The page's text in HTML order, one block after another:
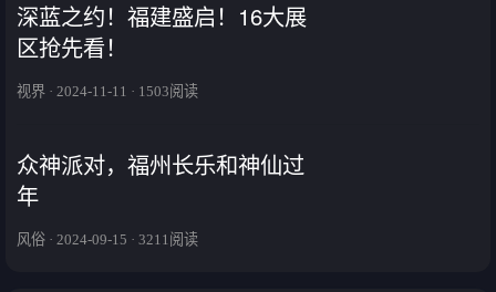
深蓝之约！福建盛启！16大展
区抢先看！
视界 · 2024-11-11 · 1503阅读
众神派对，福州长乐和神仙过
年
风俗 · 2024-09-15 · 3211阅读